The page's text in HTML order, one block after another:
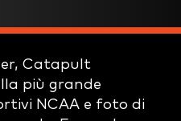
Catapult
più grande
NCAA e foto di